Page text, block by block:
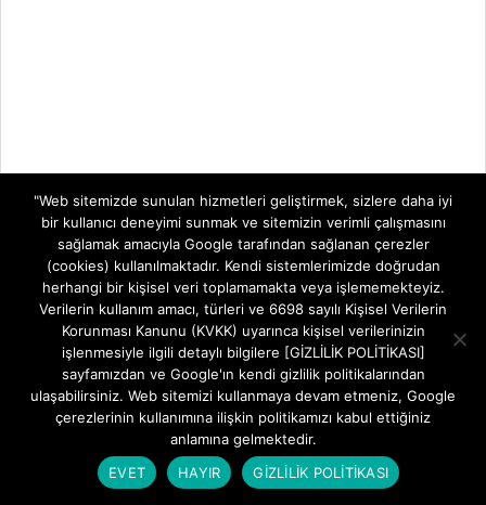
"Web sitemizde sunulan hizmetleri geliştirmek, sizlere daha iyi
bir kullanıcı deneyimi sunmak ve sitemizin verimli çalışmasını
sağlamak amacıyla Google tarafından sağlanan çerezler
(cookies) kullanılmaktadır. Kendi sistemlerimizde doğrudan
herhangi bir kişisel veri toplamamakta veya işlememekteyiz.
Verilerin kullanım amacı, türleri ve 6698 sayılı Kişisel Verilerin
Korunması Kanunu (KVKK) uyarınca kişisel verilerinizin
işlenmesiyle ilgili detaylı bilgilere [GİZLİLİK POLİTİKASI]
sayfamızdan ve Google'ın kendi gizlilik politikalarından
ulaşabilirsiniz. Web sitemizi kullanmaya devam etmeniz, Google
çerezlerinin kullanımına ilişkin politikamızı kabul ettiğiniz
anlamına gelmektedir.
EVET
HAYIR GİZLİLİK POLİTİKASI